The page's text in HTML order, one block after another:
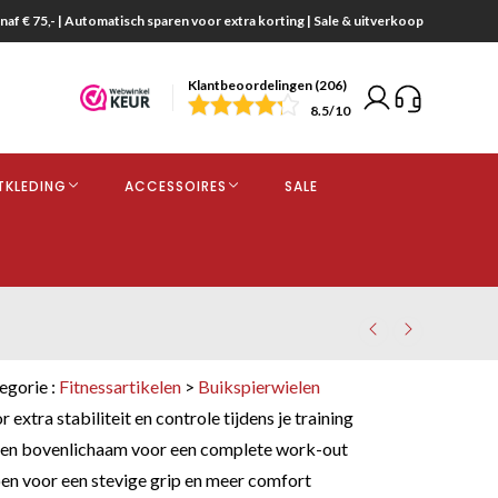
€ 75,- | Automatisch sparen voor extra korting | Sale & uitverkoop
Klantbeoordelingen (206)
8.5/10
ACCESSOIRES SALE
: Fitnessartikelen > Buikspierwielen
extra stabiliteit en controle tijdens je training
bovenlichaam voor een complete work-out
voor een stevige grip en meer comfort